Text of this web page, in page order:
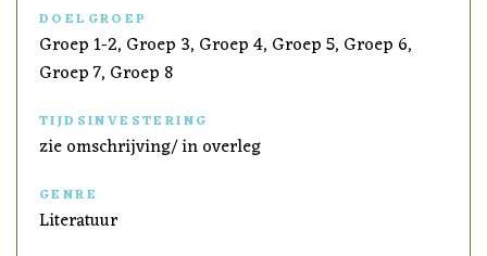
DOELGROEP
Groep 1-2, Groep 3, Groep 4, Groep 5, Groep 6,
Groep 7, Groep 8
TIJDSINVESTERING
zie omschrijving/ in overleg
GENRE
Literatuur